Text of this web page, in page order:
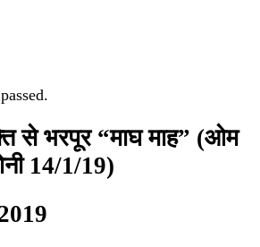
से भरपूर “माघ माह” (ओम
14/1/19)